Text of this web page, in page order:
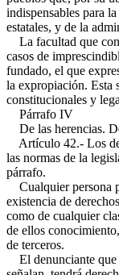
indispensables para
estatales, y de la
La facultad que
casos de
fundado, el que
la expropiación. Esta
constitucionales y
Párrafo IV
De las herencias.
Artículo 42.- Los
las normas de la
párrafo.
Cualquier persona
existencia de
como de cualquier
de ellos
de terceros.
El denunciante que